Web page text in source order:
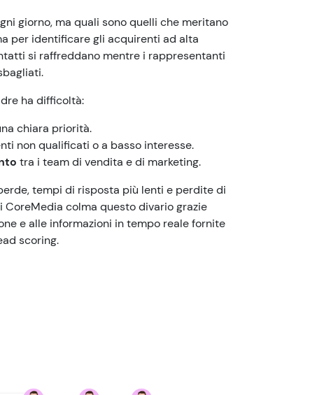
giorno, ma quali sono quelli che meritano
per identificare gli acquirenti ad alta
si raffreddano mentre i rappresentanti
ha difficoltà:
chiara priorità.
non qualificati o a basso interesse.
tra i team di vendita e di marketing.
tempi di risposta più lenti e perdite di
CoreMedia colma questo divario grazie
e alle informazioni in tempo reale fornite
scoring.